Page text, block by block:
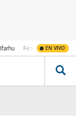
Ifarhu Fenómeno de El
EN VIVO